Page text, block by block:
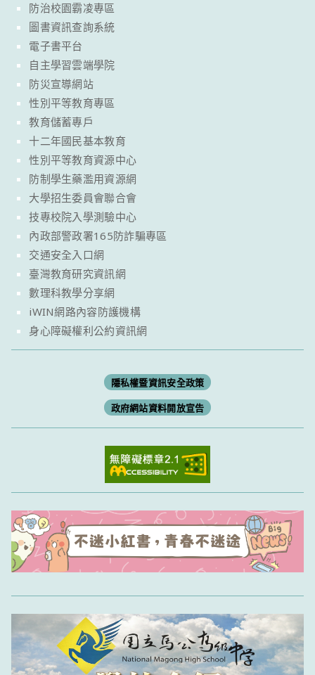
防治校園霸凌專區
圖書資訊查詢系統
電子書平台
自主學習雲端學院
防災宣導網站
性別平等教育專區
教育儲蓄專戶
十二年國民基本教育
性別平等教育資源中心
防制學生藥濫用資源網
大學招生委員會聯合會
技專校院入學測驗中心
內政部警政署165防詐騙專區
交通安全入口網
臺灣教育研究資訊網
數理科教學分享網
iWIN網路內容防護機構
身心障礙權利公約資訊網
隱私權暨資訊安全政策
政府網站資料開放宣告